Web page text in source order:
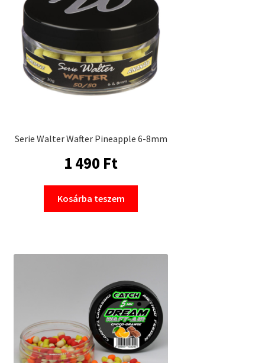
Serie Walter Wafter Pineapple 6-8mm
1 490 Ft
Kosárba teszem